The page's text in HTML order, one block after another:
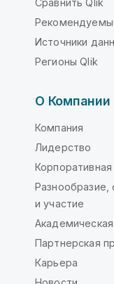
Источники
Регионы Qlik
О Компании
Компания
Лидерство
Разнообразие,
и участие
Партнерская
Карьера